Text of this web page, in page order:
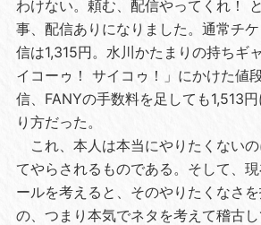
わけない。頼む、配信やってくれ！
事、配信ありになりました。通常チ
信は1,315円。水川かたまりの持ちギ
イコーゥ！ サイコゥ！」にかけた値
信、FANYの手数料を足しても1,513
り方だった。
これ、本人は本当にやりたくない
てやらされるものである。そして、
ールを考えると、そのやりたくなさ
の、つまり本気でネタを考えて稽古